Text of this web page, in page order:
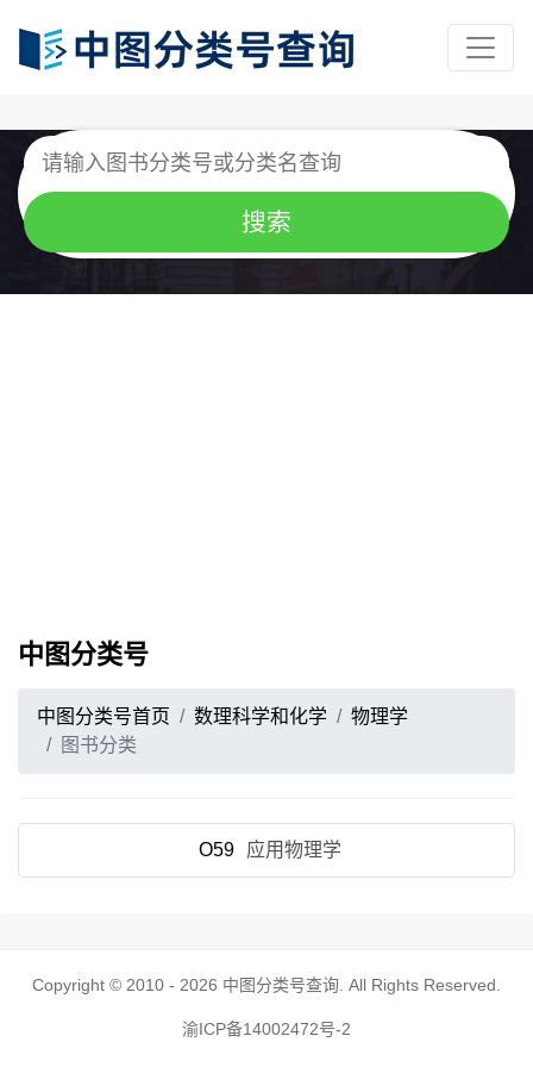
中图分类号
中图分类号首页 数理科学和化学
物理学
图书分类
O59 应用物理学
Copyright © 2010 - 2026 中图分类号查询 . All Rights Reserved.
渝ICP备14002472号-2